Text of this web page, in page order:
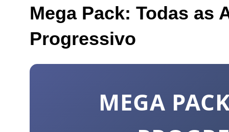
Mega Pack: Todas as
Progressivo
MEGA